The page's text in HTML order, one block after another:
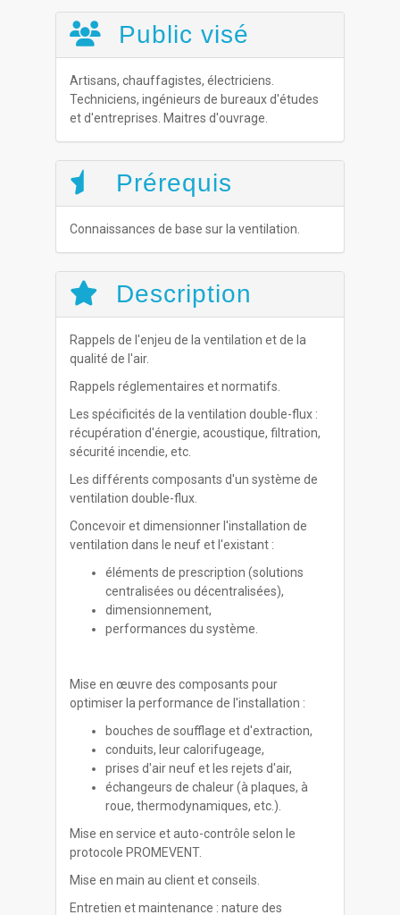
Public visé
Artisans, chauffagistes, électriciens.
Techniciens, ingénieurs de bureaux d'études
et d'entreprises. Maitres d'ouvrage.
Prérequis
Connaissances de base sur la ventilation.
Description
Rappels de l'enjeu de la ventilation et de la
qualité de l'air.
Rappels réglementaires et normatifs.
Les spécificités de la ventilation double-flux :
récupération d'énergie, acoustique, filtration,
sécurité incendie, etc.
Les différents composants d'un système de
ventilation double-flux.
Concevoir et dimensionner l'installation de
ventilation dans le neuf et l'existant :
éléments de prescription (solutions
centralisées ou décentralisées),
dimensionnement,
performances du système.
Mise en œuvre des composants pour
optimiser la performance de l'installation :
bouches de soufflage et d'extraction,
conduits, leur calorifugeage,
prises d'air neuf et les rejets d'air,
échangeurs de chaleur (à plaques, à
roue, thermodynamiques, etc.).
Mise en service et auto-contrôle selon le
protocole PROMEVENT.
Mise en main au client et conseils.
Entretien et maintenance : nature des